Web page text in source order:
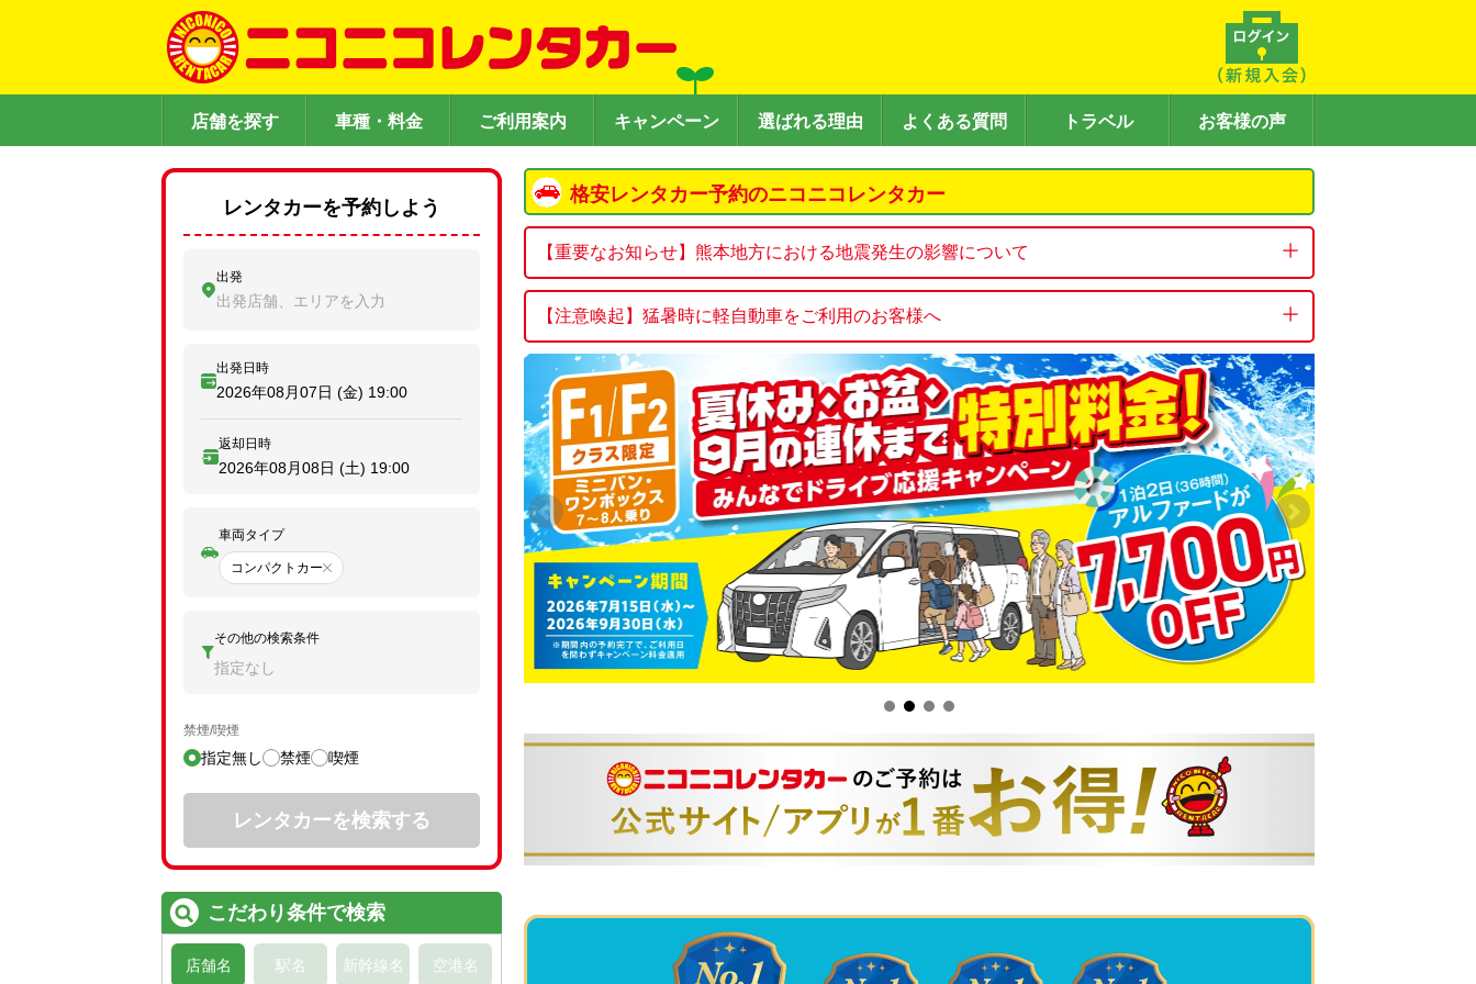
店舗を探す 車種・料金 ご利用案内 キャンペーン 選ばれる理由 よくある質問 トラベル お客様の声
格安レンタカー予約のニコニコレンタカー
【重要なお知らせ】熊本地方における地震発生の影響について
熊本地方で発生した地震の影響により、下記店舗において予約受付を停止しております。
【休業店舗】
・新八代駅西口店
今後の状況により、休業店舗の変更をさせていただく場合がございますので、何卒ご了承くだ
さい。
お客さまには大変ご迷惑をおかけいたしますが、何卒ご理解賜りますようお願い申し上げま
す。
【注意喚起】猛暑時に軽自動車をご利用のお客様へ
一般的に、軽自動車（Kクラス）は普通乗用車に比べてエンジン出力が小さく、エアコンの冷
房能力にも限りがあるため、効きが弱く感じられたり、車内が冷えるまでに時間を要する場合
があります。
特に外気温が35℃を超えるような猛暑時は、渋滞や信号待ちでの停車中、また複数名での乗車
時等に車内温度が下がりにくくなります。
ニコニコレンタカーでは、エアコン含め車両の点検を徹底しておりますが、軽自動車（Kクラ
ス）をご利用のお客様は、乗車前に車内温度をご確認の上、万が一車内が高温の場合は、すぐ
に窓を開けて車内の熱気を逃した後、窓をしっかりと閉め、エアコンを「内気循環・最低温
度・風量最大」に設定いただくようお願いいたします。
なお、エアコンの効きを重視される場合は、Sクラス以上の車両のご利用をご検討ください。
レンタカーを予約しよう
出発
出発店舗、エリアを入力
出発日時
2026年08月07日 (金) 19:00
返却日時
2026年08月08日 (土) 19:00
車両タイプ
コンパクトカー
その他の検索条件
指定なし
禁煙/喫煙
指定無し 禁煙 喫煙
レンタカーを検索する
こだわり条件で検索
店舗名 駅名 新幹線名 空港名